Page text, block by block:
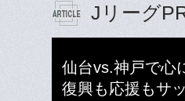
Jリーグ
仙台vs.神戸で心
復興も応援もサ